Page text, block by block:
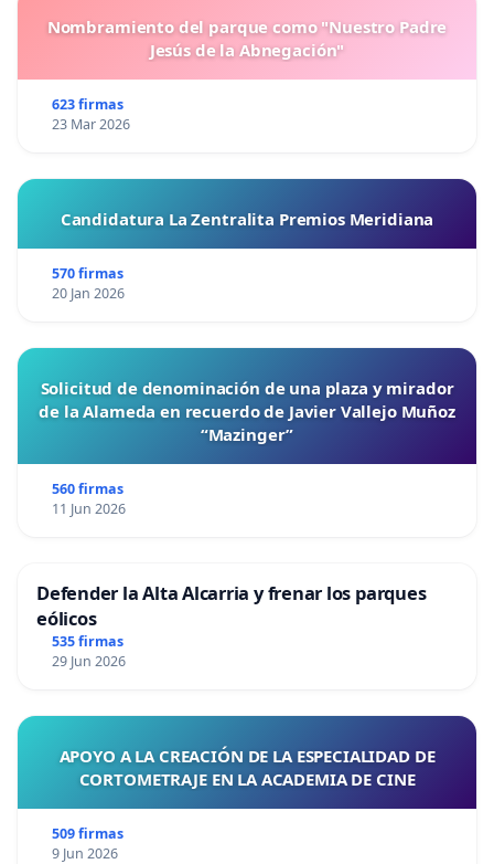
Nombramiento del parque como "Nuestro Padre
Jesús de la Abnegación"
623 firmas
23 Mar 2026
Candidatura La Zentralita Premios Meridiana
570 firmas
20 Jan 2026
Solicitud de denominación de una plaza y mirador
de la Alameda en recuerdo de Javier Vallejo Muñoz
“Mazinger”
560 firmas
11 Jun 2026
Defender la Alta Alcarria y frenar los parques
eólicos
535 firmas
29 Jun 2026
APOYO A LA CREACIÓN DE LA ESPECIALIDAD DE
CORTOMETRAJE EN LA ACADEMIA DE CINE
509 firmas
9 Jun 2026